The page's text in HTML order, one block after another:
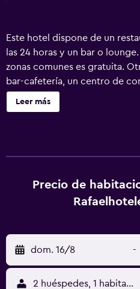
Este hotel dispone de un
las 24 horas y un bar o
zonas comunes es gratuita.
bar-cafetería, un centro de
sin asistencia. Rafaelhoteles
alojamientos con minibar y
gratuitos. Los huéspedes
gracias a nuestro acceso a
secador de pelo y cortinas
limpieza todos los días. Los
esparcimiento en este hotel
24 horas. Se pueden
Leer más
Precio de
dom. 16/8 -
2 huéspedes, 1 habitación